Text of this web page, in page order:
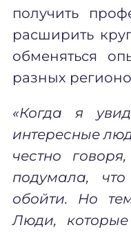
получить
расширить
обменяться
разных
«Когда я
интересные
честно
подумала,
обойти. Но
Люди,